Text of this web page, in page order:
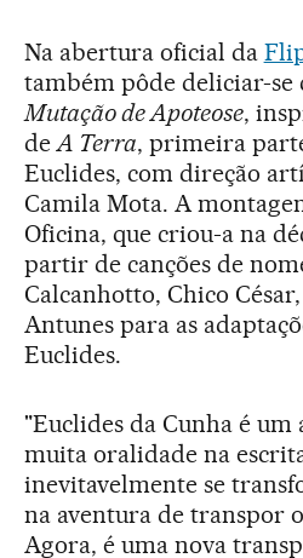
Na abertura oficial da
também pôde deliciar-se
Mutação de Apoteose,
deA Terra, primeira
Euclides, com direção
Camila Mota. A
Oficina, que criou-a na
partir de canções de
Calcanhotto, Chico
Antunes para as
Euclides.
"Euclides da Cunha é
muita oralidade na
inevitavelmente se
na aventura de transpor
Agora, é uma nova